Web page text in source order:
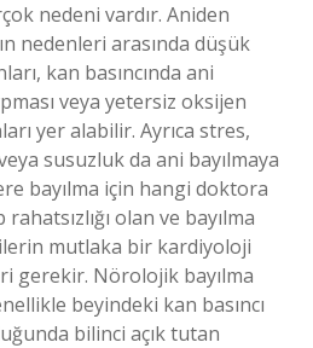
nedeni vardır. Aniden
nedenleri arasında düşük
kan basıncında ani
veya yetersiz oksijen
yer alabilir. Ayrıca stres,
susuzluk da ani bayılmaya
bayılma için hangi doktora
olan ve bayılma
mutlaka bir kardiyoloji
gerekir. Nörolojik bayılma
beyindeki kan basıncı
bilinci açık tutan